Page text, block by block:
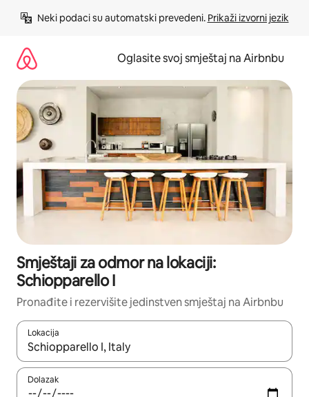
Neki podaci su automatski prevedeni. Prikaži izvorni jezik
Oglasite svoj smještaj na Airbnbu
Smještaji za odmor na lokaciji:
Schiopparello I
Pronađite i rezervišite jedinstven smještaj na Airbnbu
Lokacija
Kad rezultati budu dostupni, krećite se gore i dolje pomoću
Dolazak